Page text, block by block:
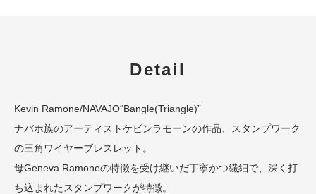
Detail
Kevin Ramone/NAVAJO“Bangle(Triangle)”
ナバホ族のアーティストケビンラモーンの作品、スタンプワーク
の三角ワイヤーブレスレット。
母Geneva Ramoneの特徴を受け継いだ丁寧かつ繊細で、深く打
ち込まれたスタンプワークが特徴。